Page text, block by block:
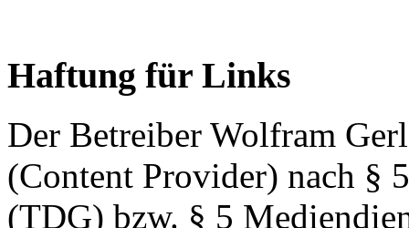
Haftung für Links
Der Betreiber Wolfram
(Content Provider) nach §
(TDG) bzw. § 5